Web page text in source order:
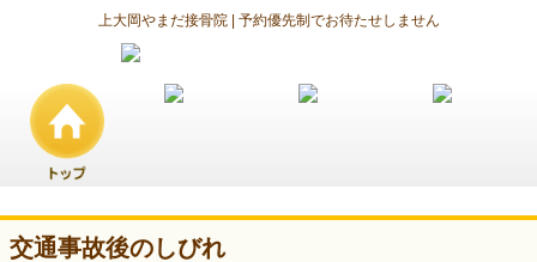
上大岡やまだ接骨院 | 予約優先制でお待たせしません
交通事故後のしびれ